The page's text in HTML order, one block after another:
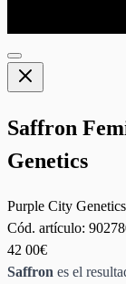
Saffron
Genetics
Purple City Genetics
Cód. artículo:
42 00€
Saffron es el